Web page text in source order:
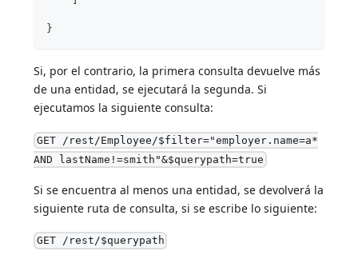
}
Si, por el contrario, la primera consulta devuelve más
de una entidad, se ejecutará la segunda. Si
ejecutamos la siguiente consulta:
GET /rest/Employee/$filter="employer.name=a*
AND lastName!=smith"&$querypath=true
Si se encuentra al menos una entidad, se devolverá la
siguiente ruta de consulta, si se escribe lo siguiente:
GET /rest/$querypath